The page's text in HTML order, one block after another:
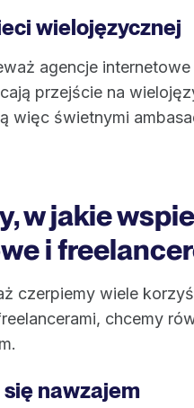
wielojęzycznej
agencje
przejście na
więc świetnymi
w jakie
i
czerpiemy wiele
chcemy
nawzajem